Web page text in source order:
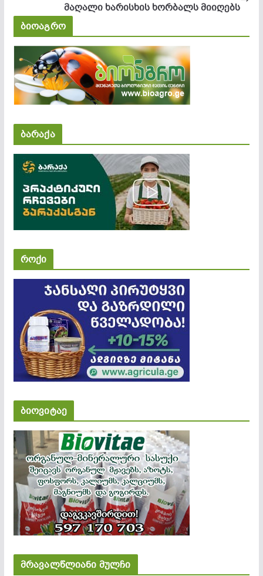
მაღალი ხარისხის ხორბალს მიიღებს
ბიოაგრო
ბარაქა
როქი
ბიოვიტაე
მრავალწლიანი მულჩი